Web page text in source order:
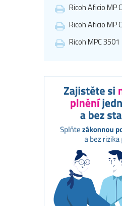
Ricoh Aficio MP
Ricoh Aficio MP
Ricoh MPC 3501